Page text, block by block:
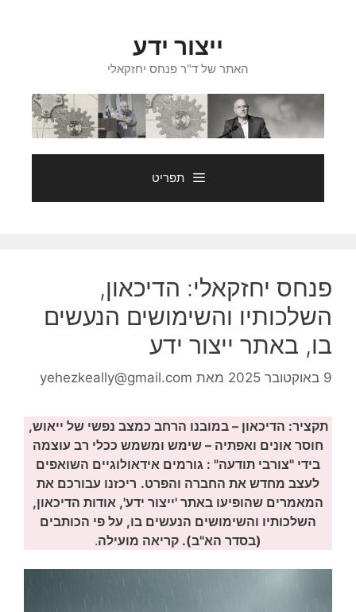
ייצור ידע
האתר של ד"ר פנחס יחזקאלי
תפריט
פנחס יחזקאלי: הדיכאון,
השלכותיו והשימושים הנעשים
בו, באתר ייצור ידע
9 באוקטובר 2025 מאת yehezkeally@gmail.com
תקציר: הדיכאון – במובנו הרחב כמצב נפשי של ייאוש,
חוסר אונים ואפתיה – שימש ומשמש ככלי רב עוצמה
בידי "צורבי תודעה" : גורמים אידאולוגיים השואפים
לעצב מחדש את החברה והפרט. ריכזנו עבורכם את
המאמרים שהופיעו באתר 'ייצור ידע', אודות הדיכאון,
השלכותיו והשימושים הנעשים בו, על פי הכותבים
(בסדר הא"ב). קריאה מועילה.